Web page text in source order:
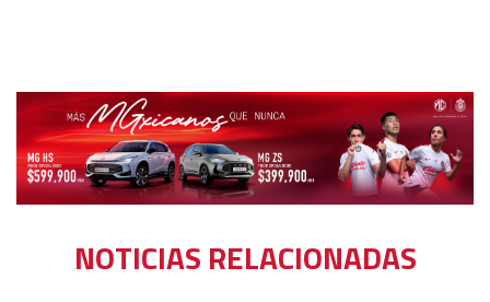
NOTICIAS RELACIONADAS